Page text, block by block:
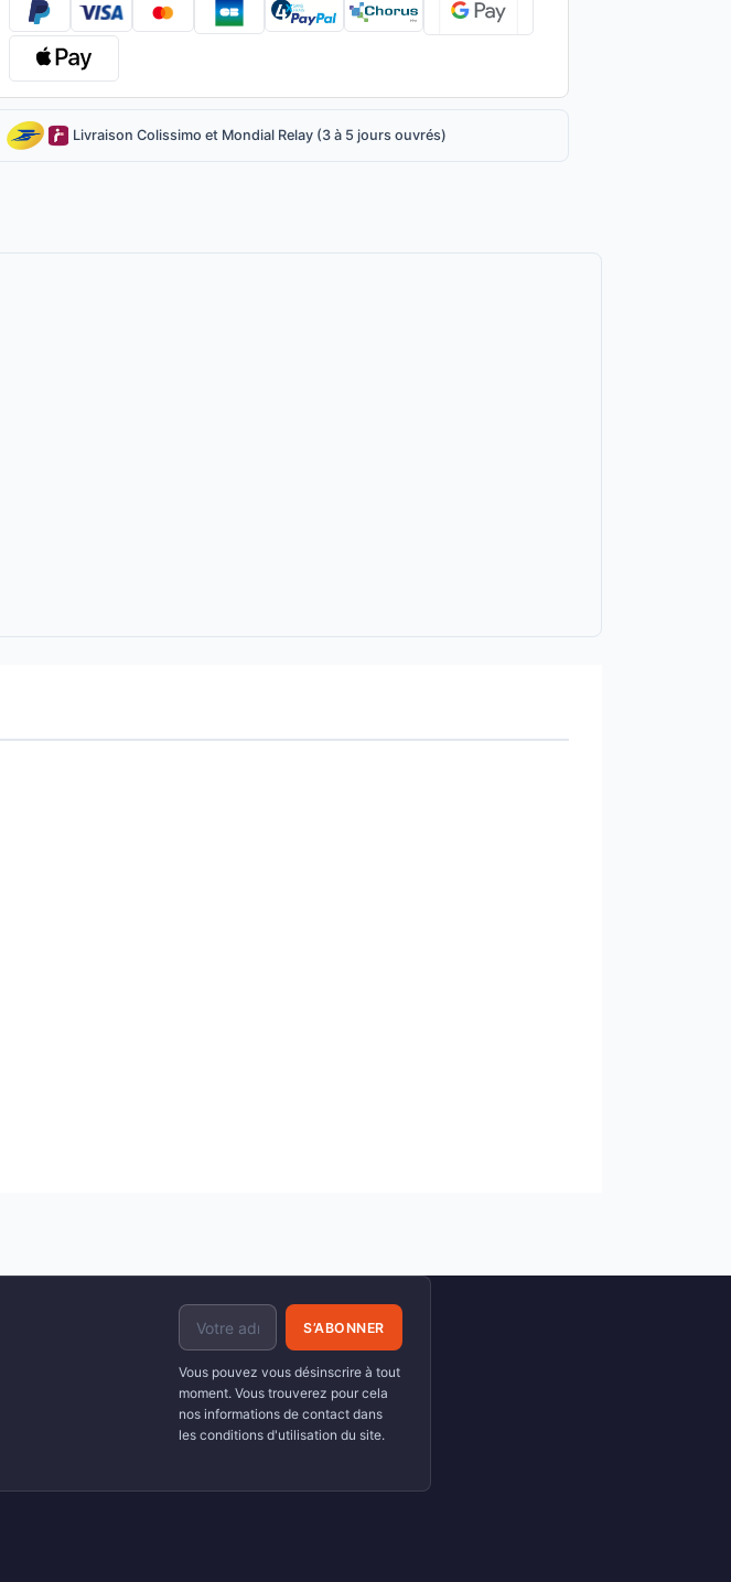
Livraison Colissimo et Mondial Relay (3 à 5 jours ouvrés)
Vous pouvez vous désinscrire à tout
moment. Vous trouverez pour cela
nos informations de contact dans
les conditions d'utilisation du site.